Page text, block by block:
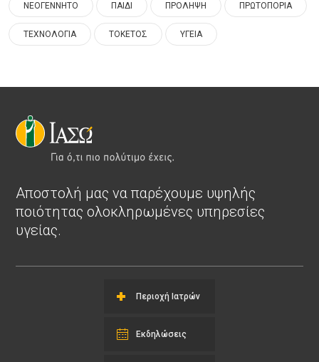
ΝΕΟΓΕΝΝΗΤΟ ΠΑΙΔΙ ΠΡΟΛΗΨΗ ΠΡΩΤΟΠΟΡΙΑ
ΤΕΧΝΟΛΟΓΙΑ ΤΟΚΕΤΟΣ ΥΓΕΙΑ
Αποστολή μας να παρέχουμε υψηλής
ποιότητας ολοκληρωμένες υπηρεσίες
υγείας.
Περιοχή Ιατρών
Εκδηλώσεις